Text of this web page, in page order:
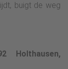
buigt de weg
Holthausen,